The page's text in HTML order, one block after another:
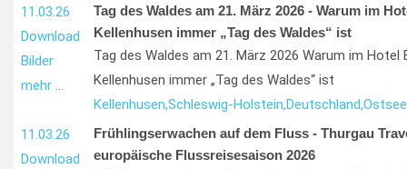
11.03.26
Download
Bilder
mehr …
Tag des Waldes am 21. März 2026 - Warum im
Kellenhusen immer „Tag des Waldes“ ist
Tag des Waldes am 21. März 2026 Warum im Hotel
Kellenhusen immer „Tag des Waldes“ ist
Kellenhusen,Schleswig-Holstein,Deutschland,Ostsee
11.03.26
Download
Frühlingserwachen auf dem Fluss - Thurgau
europäische Flussreisesaison 2026